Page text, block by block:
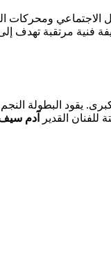
الاجتماعي ومحركات
فنية مرتقبة
يقود البطولة النجم
القدير آدم